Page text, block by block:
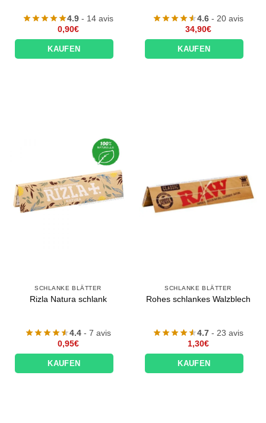
4.9 - 14 avis
0,90€
KAUFEN
4.6 - 20 avis
34,90€
KAUFEN
SCHLANKE BLÄTTER
Rizla Natura schlank
4.4 - 7 avis
0,95€
KAUFEN
SCHLANKE BLÄTTER
Rohes schlankes Walzblech
4.7 - 23 avis
1,30€
KAUFEN